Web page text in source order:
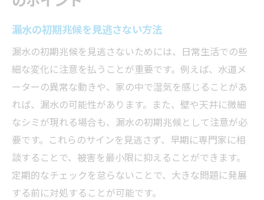
漏水の初期兆候を見逃さない方法
漏水の初期兆候を見逃さないためには、日常生活での些
細な変化に注意を払うことが重要です。例えば、水道メ
ーターの異常な動きや、家の中で湿気を感じることがあ
れば、漏水の可能性があります。また、壁や天井に微細
なシミが現れる場合も、漏水の初期兆候として注意が必
要です。これらのサインを見逃さず、早期に専門家に相
談することで、被害を最小限に抑えることができます。
定期的なチェックを怠らないことで、大きな問題に発展
する前に対処することが可能です。